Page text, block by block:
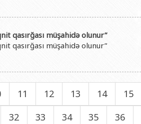
qasırğası müşahidə olunur”
qasırğası müşahidə olunur”
11 12 13 14 15
32 33 34 35 36